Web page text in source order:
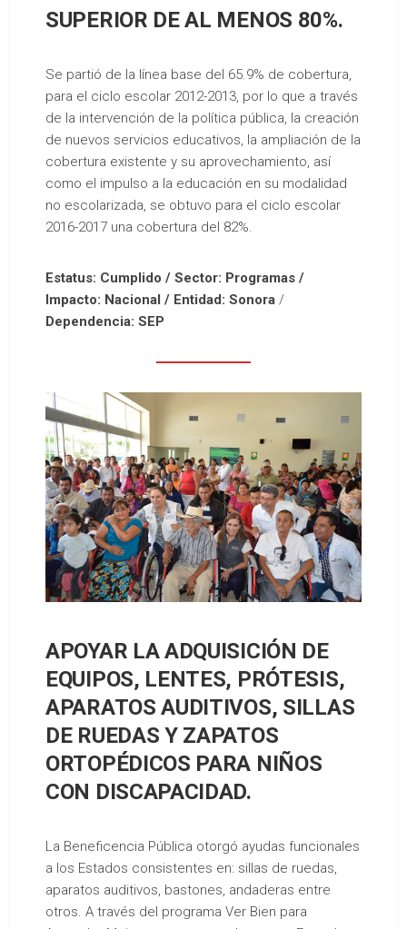
SUPERIOR DE AL MENOS 80%.
Se partió de la línea base del 65.9% de cobertura,
para el ciclo escolar 2012-2013, por lo que a través
de la intervención de la política pública, la creación
de nuevos servicios educativos, la ampliación de la
cobertura existente y su aprovechamiento, así
como el impulso a la educación en su modalidad
no escolarizada, se obtuvo para el ciclo escolar
2016-2017 una cobertura del 82%.
Estatus: Cumplido / Sector: Programas /
Impacto: Nacional / Entidad: Sonora /
Dependencia: SEP
APOYAR LA ADQUISICIÓN DE
EQUIPOS, LENTES, PRÓTESIS,
APARATOS AUDITIVOS, SILLAS
DE RUEDAS Y ZAPATOS
ORTOPÉDICOS PARA NIÑOS
CON DISCAPACIDAD.
La Beneficencia Pública otorgó ayudas funcionales
a los Estados consistentes en: sillas de ruedas,
aparatos auditivos, bastones, andaderas entre
otros. A través del programa Ver Bien para